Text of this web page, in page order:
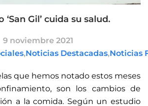
‘San Gil’ cuida su salud.
9 noviembre 2021
,Noticias Destacadas,Noticias
que hemos notado estos meses
son los cambios de
a la comida. Según un estudio